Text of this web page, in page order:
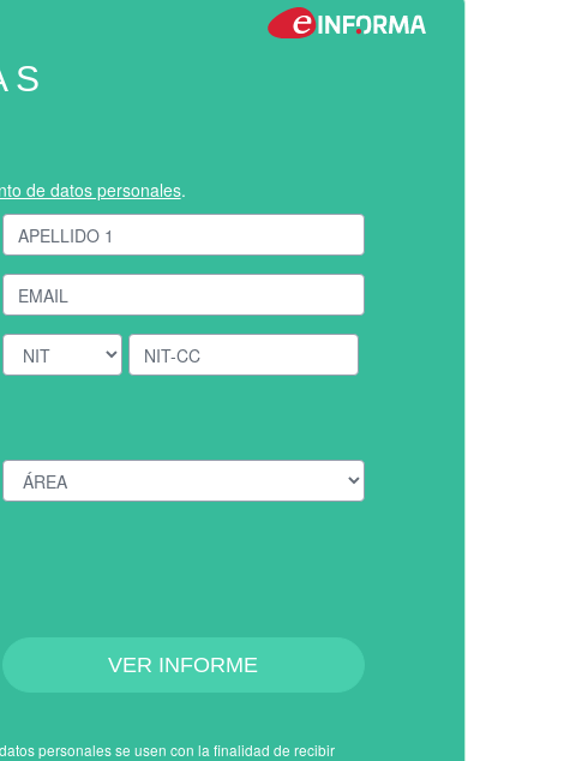
S
de datos personales.
VER INFORME
personales se usen con la finalidad de recibir